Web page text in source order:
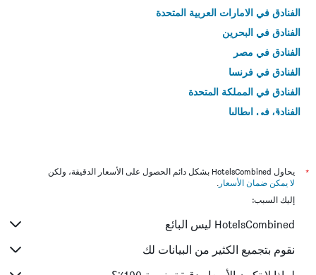
الفنادق في الامارات العربية المتحدة
الفنادق في البحرين
الفنادق في مصر
الفنادق في فرنسا
الفنادق في المملكة المتحدة
الفنادق في إيطاليا
*
يحاول HotelsCombined بشكل دائم الحصول على الأسعار الدقيقة، ولكن
لا يمكن ضمان الأسعار .
إليك السبب:
HotelsCombined ليس البائع
نقوم بتجميع الكثير من البيانات لك